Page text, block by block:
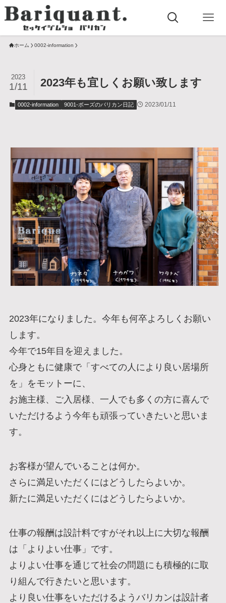
ホーム 0002-information
2023年も宜しくお願い致します
2023
1/11
0002-information 9001-ボーズのバリカン日記 2023/01/11
2023年になりました。今年も何卒よろしくお願い
します。
今年で15年目を迎えました。
心身ともに健康で「すべての人により良い居場所
を」をモットーに、
お施主様、ご入居様、一人でも多くの方に喜んで
いただけるよう今年も頑張っていきたいと思いま
す。
お客様が望んでいることは何か。
さらに満足いただくにはどうしたらよいか。
新たに満足いただくにはどうしたらよいか。
仕事の報酬は設計料ですがそれ以上に大切な報酬
は「よりよい仕事」です。
よりよい仕事を通じて社会の問題にも積極的に取
り組んで行きたいと思います。
より良い仕事をいただけるようバリカンは設計者